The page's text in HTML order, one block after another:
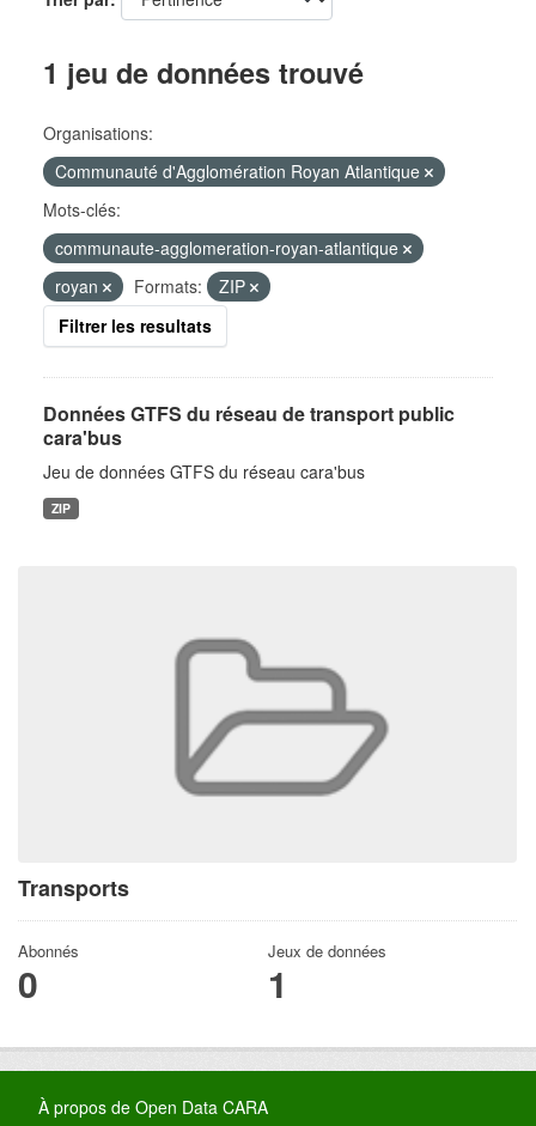
Transports
Abonnés
0
Jeux de données
1
1 jeu de données trouvé
Organisations:
Communauté d'Agglomération Royan Atlantique
Mots-clés:
communaute-agglomeration-royan-atlantique
royan
Formats:
ZIP
Filtrer les resultats
Données GTFS du réseau de transport public
cara'bus
Jeu de données GTFS du réseau cara'bus
ZIP
À propos de Open Data CARA